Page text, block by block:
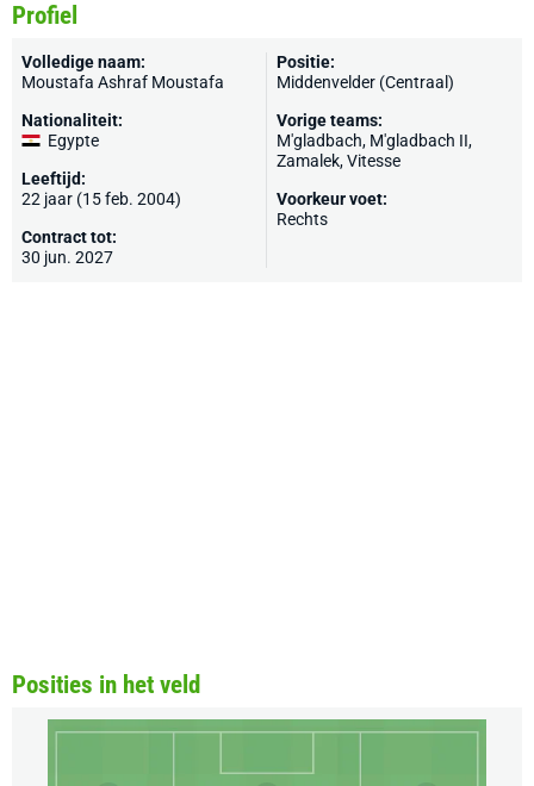
Profiel
Volledige naam:
Moustafa Ashraf Moustafa
Nationaliteit:
Egypte
Leeftijd:
22 jaar (15 feb. 2004)
Contract tot:
30 jun. 2027
Positie:
Middenvelder (Centraal)
Vorige teams:
M'gladbach, M'gladbach II,
Zamalek,Vitesse
Voorkeur voet:
Rechts
Posities in het veld